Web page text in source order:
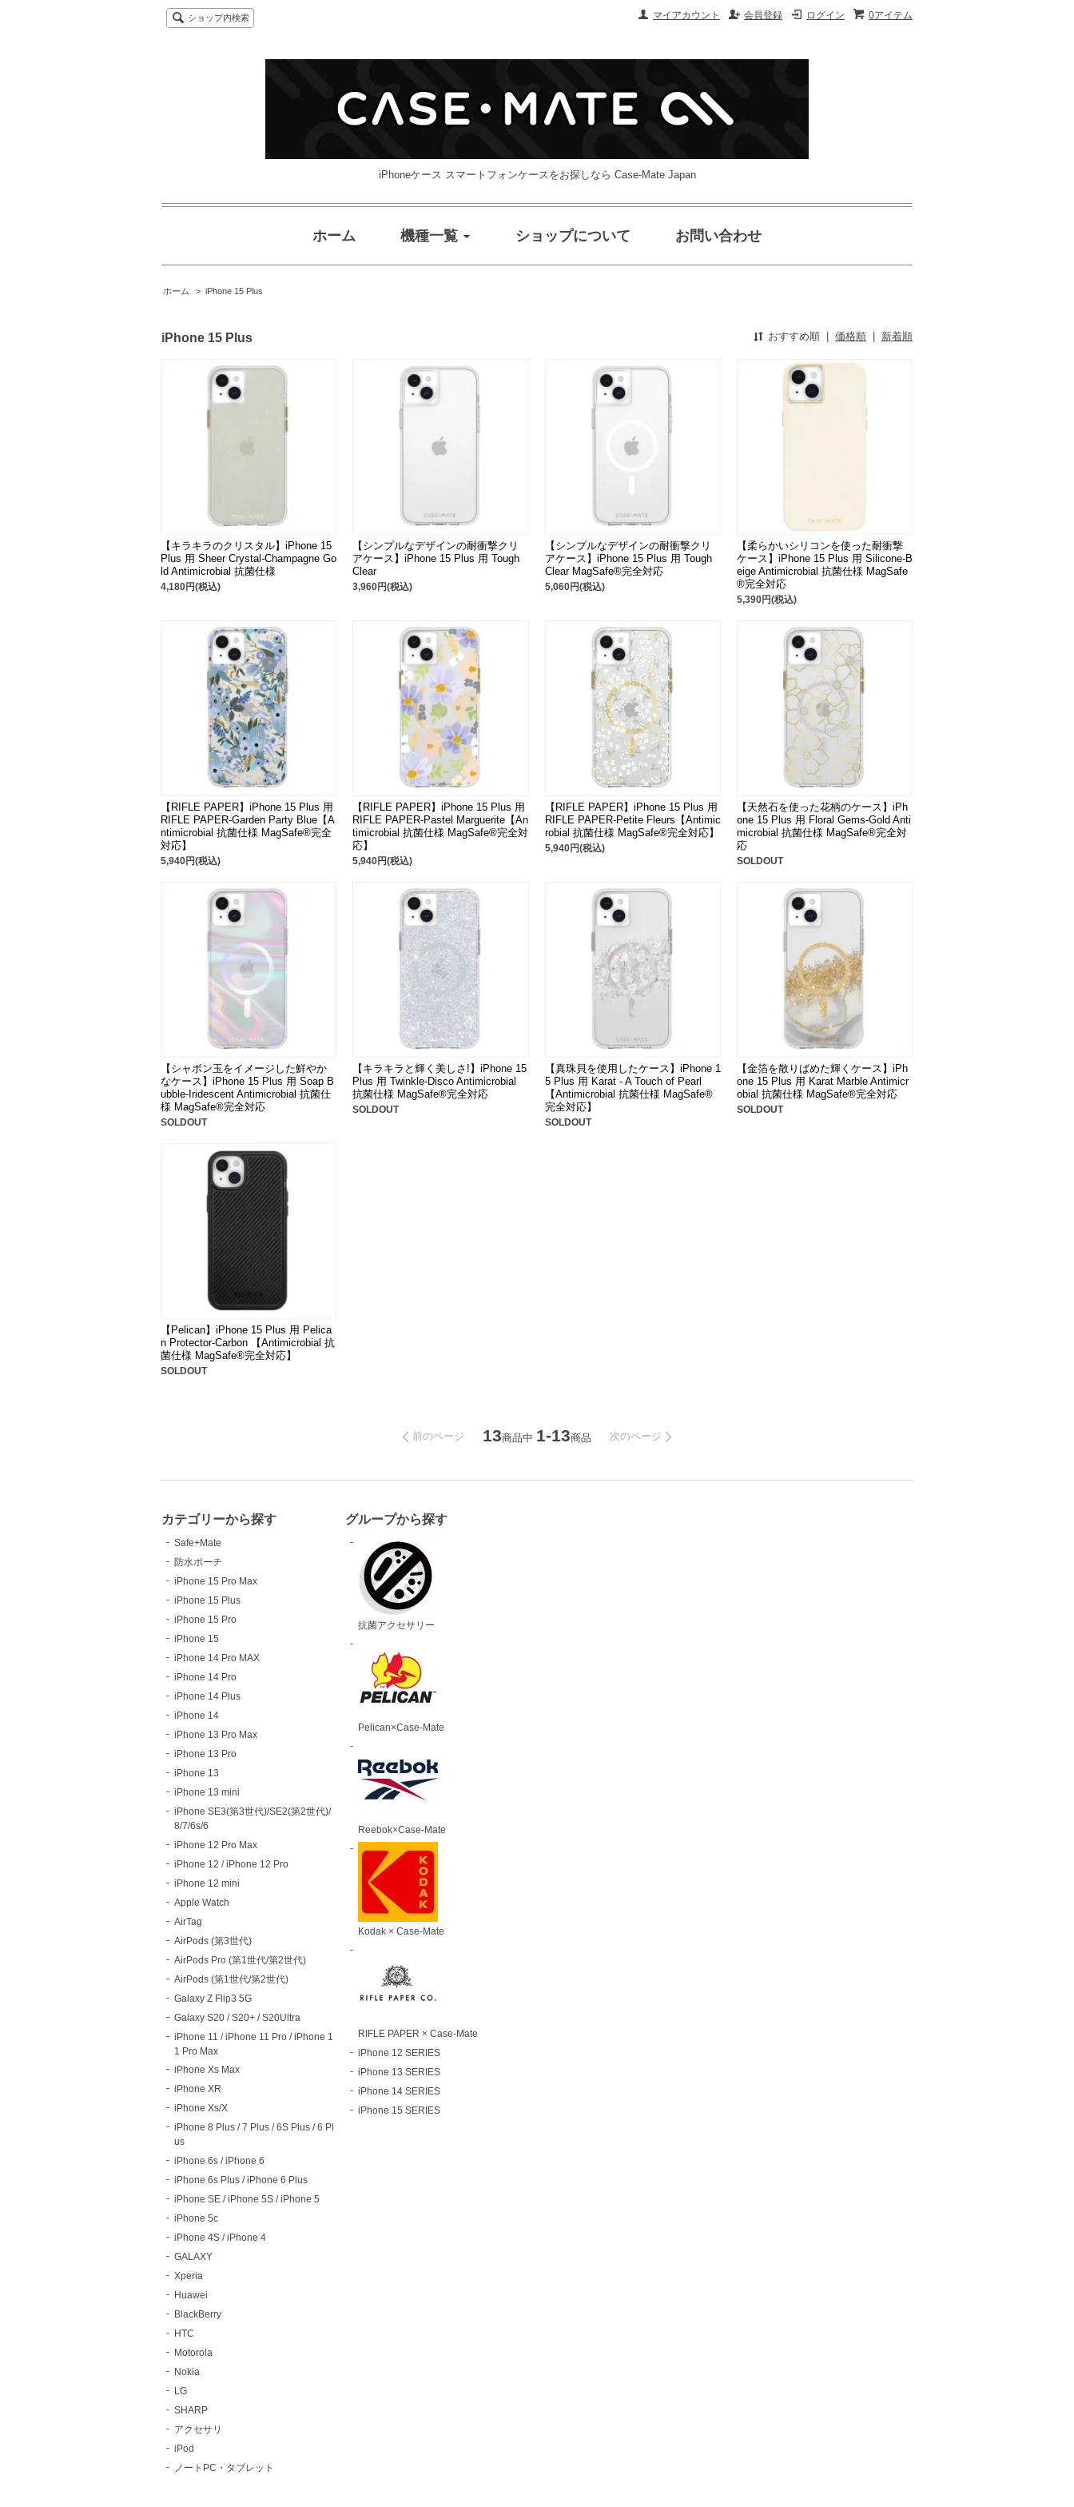
0アイテム
ログイン
会員登録
マイアカウント
ショップ内検索
iPhoneケース スマートフォンケースをお探しなら Case-Mate Japan
ホーム 機種一覧 ショップについて お問い合わせ
ホーム > iPhone 15 Plus
iPhone 15 Plus おすすめ順 | 価格順 | 新着順
【キラキラのクリスタル】iPhone 15
Plus 用 Sheer Crystal-Champagne Go
ld Antimicrobial 抗菌仕様
4,180円(税込)
【シンプルなデザインの耐衝撃クリ
アケース】iPhone 15 Plus 用 Tough
Clear
3,960円(税込)
【シンプルなデザインの耐衝撃クリ
アケース】iPhone 15 Plus 用 Tough
Clear MagSafe®完全対応
5,060円(税込)
【柔らかいシリコンを使った耐衝撃
ケース】iPhone 15 Plus 用 Silicone-B
eige Antimicrobial 抗菌仕様 MagSafe
®完全対応
5,390円(税込)
【RIFLE PAPER】iPhone 15 Plus 用
RIFLE PAPER-Garden Party Blue【A
ntimicrobial 抗菌仕様 MagSafe®完全
対応】
5,940円(税込)
【RIFLE PAPER】iPhone 15 Plus 用
RIFLE PAPER-Pastel Marguerite【An
timicrobial 抗菌仕様 MagSafe®完全対
応】
5,940円(税込)
【RIFLE PAPER】iPhone 15 Plus 用
RIFLE PAPER-Petite Fleurs【Antimic
robial 抗菌仕様 MagSafe®完全対応】
5,940円(税込)
【天然石を使った花柄のケース】iPh
one 15 Plus 用 Floral Gems-Gold Anti
microbial 抗菌仕様 MagSafe®完全対
応
SOLDOUT
【シャボン玉をイメージした鮮やか
なケース】iPhone 15 Plus 用 Soap B
ubble-Iridescent Antimicrobial 抗菌仕
様 MagSafe®完全対応
SOLDOUT
【キラキラと輝く美しさ!】iPhone 15
Plus 用 Twinkle-Disco Antimicrobial
抗菌仕様 MagSafe®完全対応
SOLDOUT
【真珠貝を使用したケース】iPhone 1
5 Plus 用 Karat - A Touch of Pearl
【Antimicrobial 抗菌仕様 MagSafe®
完全対応】
SOLDOUT
【金箔を散りばめた輝くケース】iPh
one 15 Plus 用 Karat Marble Antimicr
obial 抗菌仕様 MagSafe®完全対応
SOLDOUT
【Pelican】iPhone 15 Plus 用 Pelica
n Protector-Carbon 【Antimicrobial 抗
菌仕様 MagSafe®完全対応】
SOLDOUT
前のページ 13商品中 1-13商品 次のページ
カテゴリーから探す
Safe+Mate
防水ポーチ
iPhone 15 Pro Max
iPhone 15 Plus
iPhone 15 Pro
iPhone 15
iPhone 14 Pro MAX
iPhone 14 Pro
iPhone 14 Plus
iPhone 14
iPhone 13 Pro Max
iPhone 13 Pro
iPhone 13
iPhone 13 mini
iPhone SE3(第3世代)/SE2(第2世代)/
8/7/6s/6
iPhone 12 Pro Max
iPhone 12 / iPhone 12 Pro
iPhone 12 mini
Apple Watch
AirTag
AirPods (第3世代)
AirPods Pro (第1世代/第2世代)
AirPods (第1世代/第2世代)
Galaxy Z Flip3 5G
Galaxy S20 / S20+ / S20Ultra
iPhone 11 / iPhone 11 Pro / iPhone 1
1 Pro Max
iPhone Xs Max
iPhone XR
iPhone Xs/X
iPhone 8 Plus / 7 Plus / 6S Plus / 6 Pl
us
iPhone 6s / iPhone 6
iPhone 6s Plus / iPhone 6 Plus
iPhone SE / iPhone 5S / iPhone 5
iPhone 5c
iPhone 4S / iPhone 4
GALAXY
Xperia
Huawei
BlackBerry
HTC
Motorola
Nokia
LG
SHARP
アクセサリ
iPod
ノートPC・タブレット
グループから探す
抗菌アクセサリー
Pelican×Case-Mate
Reebok×Case-Mate
Kodak × Case-Mate
RIFLE PAPER × Case-Mate
iPhone 12 SERIES
iPhone 13 SERIES
iPhone 14 SERIES
iPhone 15 SERIES